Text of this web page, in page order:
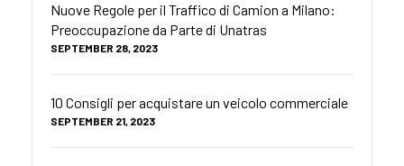
Nuove Regole per il Traffico di Camion a Milano:
Preoccupazione da Parte di Unatras
SEPTEMBER 28, 2023
10 Consigli per acquistare un veicolo commerciale
SEPTEMBER 21, 2023